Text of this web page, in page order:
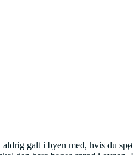
galt i byen med, hvis du